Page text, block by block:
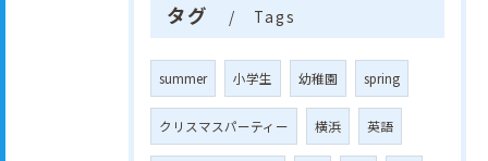
タグ Tags
summer 小学生 幼稚園 spring
クリスマスパーティー 横浜 英語